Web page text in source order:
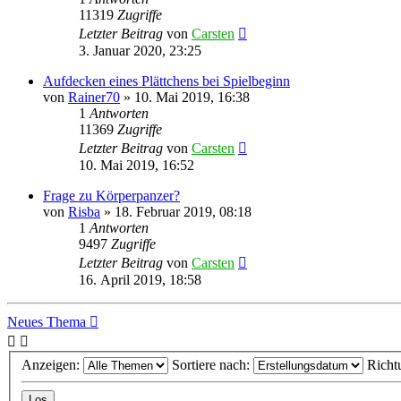
11319 Zugriffe
Letzter Beitrag von Carsten
3. Januar 2020, 23:25
Aufdecken eines Plättchens bei Spielbeginn
von Rainer70 » 10. Mai 2019, 16:38
1 Antworten
11369 Zugriffe
Letzter Beitrag von Carsten
10. Mai 2019, 16:52
Frage zu Körperpanzer?
von Risba » 18. Februar 2019, 08:18
1 Antworten
9497 Zugriffe
Letzter Beitrag von Carsten
16. April 2019, 18:58
Neues Thema
Anzeigen: Sortiere nach: